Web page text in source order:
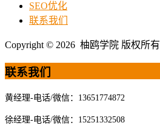
SEO优化
联系我们
Copyright © 2026 柚鸥学院 版权所有
联系我们
黄经理-电话/微信：13651774872
徐经理-电话/微信：15251332508